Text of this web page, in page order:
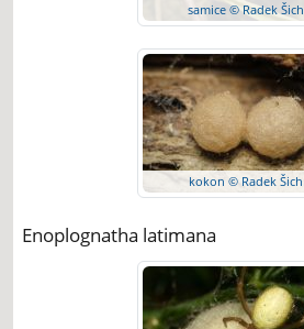
samice © Radek Šich
kokon © Radek Šich
Enoplognatha latimana